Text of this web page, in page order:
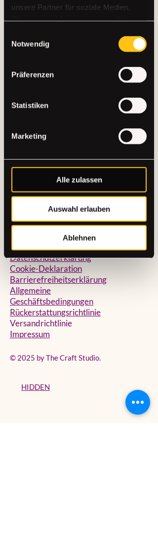
unsere Partner für soziale Medien,
Werbung und Analysen weiter. Unsere
möglicherweise mit weiteren Daten
zusammen, die Sie ihnen bereitgestellt
haben oder die sie im Rahmen Ihrer
Nutzung der Dienste gesammelt
Notwendig
Präferenzen
Statistiken
Marketing
Alle zulassen
Auswahl erlauben
Ablehnen
THE CRAFT
+49 (0)15565221368
hallo@the-craftstudio.de
Stresemannplatz 4 über
das Café
Coffee Brew | The Code
Agency
40210 Düsseldorf
Datenschutzerklärung
Cookie-Deklaration
Barrierefreiheitserklärung
Allgemeine
Geschäftsbedingungen
Rückerstattungsrichtlinie
Versandrichtlinie
Impressum
© 2025 by The Craft Studio.
HIDDEN